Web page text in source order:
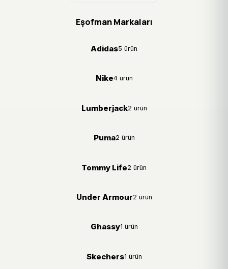
Eşofman Markaları
Adidas5 ürün
Nike4 ürün
Lumberjack2 ürün
Puma2 ürün
Tommy Life2 ürün
Under Armour2 ürün
Ghassy1 ürün
Skechers1 ürün